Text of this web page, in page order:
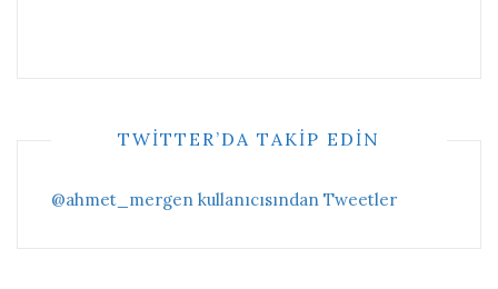
TWITTER’DA TAKIP EDIN
@ahmet_mergen kullanıcısından Tweetler